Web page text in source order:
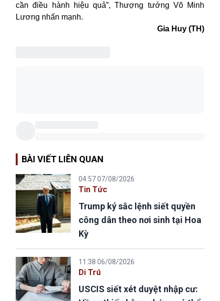
cần điều hành hiệu quả”, Thượng tướng Võ Minh
Lương nhấn mạnh.
Gia Huy (TH)
BÀI VIẾT LIÊN QUAN
04:57 07/08/2026
Tin Tức
Trump ký sắc lệnh siết quyền
công dân theo nơi sinh tại Hoa
Kỳ
11:38 06/08/2026
Di Trú
USCIS siết xét duyệt nhập cư: